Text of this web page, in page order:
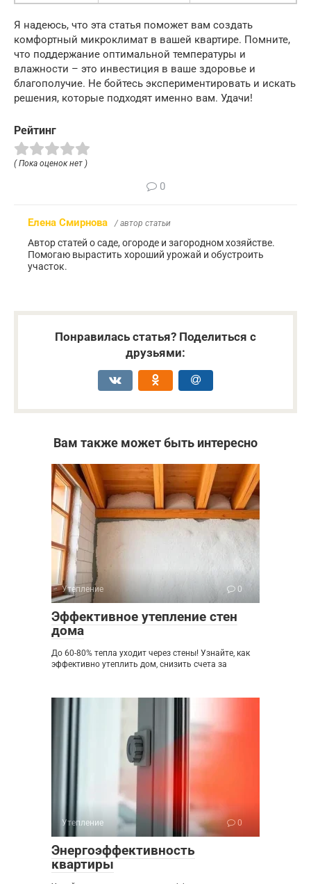
Я надеюсь, что эта статья поможет вам создать
комфортный микроклимат в вашей квартире. Помните,
что поддержание оптимальной температуры и
влажности – это инвестиция в ваше здоровье и
благополучие. Не бойтесь экспериментировать и искать
решения, которые подходят именно вам. Удачи!
Рейтинг
( Пока оценок нет )
0
Елена Смирнова / автор статьи
Автор статей о саде, огороде и загородном хозяйстве.
Помогаю вырастить хороший урожай и обустроить
участок.
Понравилась статья? Поделиться с
друзьями:
Вам также может быть интересно
Утепление 0
Эффективное утепление стен
дома
До 60-80% тепла уходит через стены! Узнайте, как
эффективно утеплить дом, снизить счета за
Утепление 0
Энергоэффективность
квартиры